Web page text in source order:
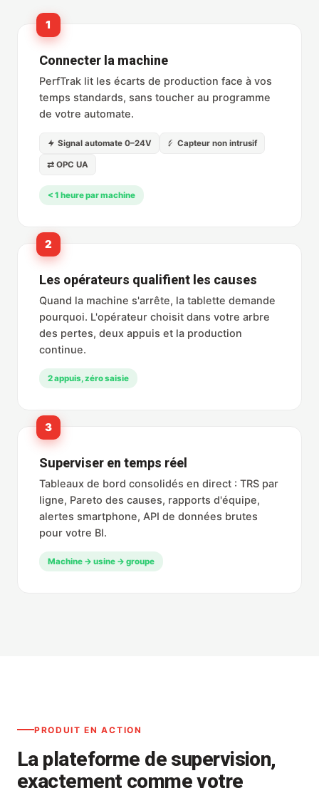
1
Connecter la machine
PerfTrak lit les écarts de production face à vos
temps standards, sans toucher au programme
de votre automate.
Signal automate 0–24V Capteur non intrusif
⇄ OPC UA
< 1 heure par machine
2
Les opérateurs qualifient les causes
Quand la machine s'arrête, la tablette demande
pourquoi. L'opérateur choisit dans votre arbre
des pertes, deux appuis et la production
continue.
2 appuis, zéro saisie
3
Superviser en temps réel
Tableaux de bord consolidés en direct : TRS par
ligne, Pareto des causes, rapports d'équipe,
alertes smartphone, API de données brutes
pour votre BI.
Machine → usine → groupe
PRODUIT EN ACTION
La plateforme de supervision,
exactement comme votre